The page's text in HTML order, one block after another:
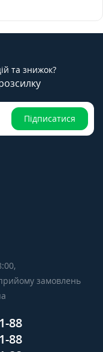
та знижок?
Підписатися
замовлень
88
88